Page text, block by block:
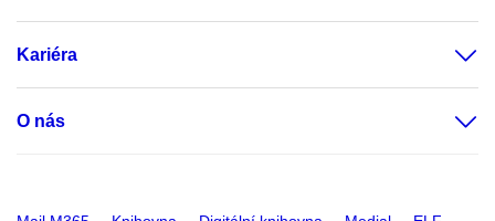
Kariéra
O nás